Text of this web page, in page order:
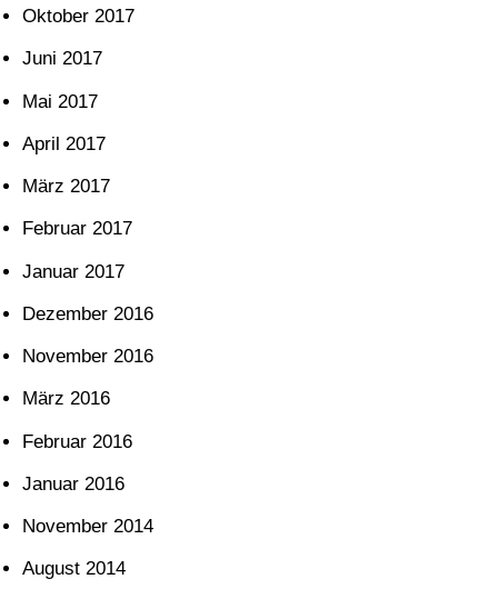
Oktober 2017
Juni 2017
Mai 2017
April 2017
März 2017
Februar 2017
Januar 2017
Dezember 2016
November 2016
März 2016
Februar 2016
Januar 2016
November 2014
August 2014